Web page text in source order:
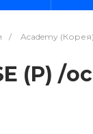
/ Academy (Корея)
(P) /